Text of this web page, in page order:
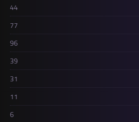
44
77
96
39
31
11
6